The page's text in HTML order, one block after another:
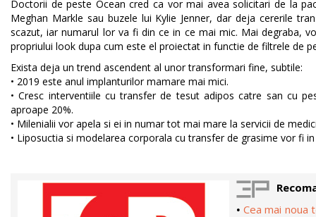
Doctorii de peste Ocean cred ca vor mai avea solicitari de la
Meghan Markle sau buzele lui Kylie Jenner, dar deja cererile
scazut, iar numarul lor va fi din ce in ce mai mic. Mai degraba,
propriului look dupa cum este el proiectat in functie de filtrele de
Exista deja un trend ascendent al unor transformari fine, subtile:
• 2019 este anul implanturilor mamare mai mici.
• Cresc interventiile cu transfer de tesut adipos catre san cu
aproape 20%.
• Milenialii vor apela si ei in numar tot mai mare la servicii de
• Liposuctia si modelarea corporala cu transfer de grasime vor fi
• Cea mai noua